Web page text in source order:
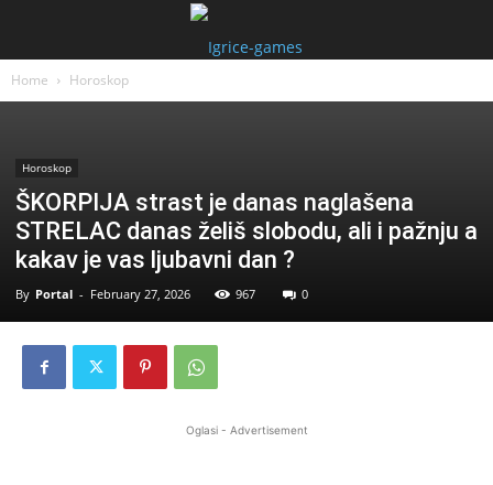
Home Horoskop
Horoskop
ŠKORPIJA strast je danas naglašena
STRELAC danas želiš slobodu, ali i pažnju a
kakav je vas ljubavni dan ?
By Portal - February 27, 2026 967 0
Oglasi - Advertisement